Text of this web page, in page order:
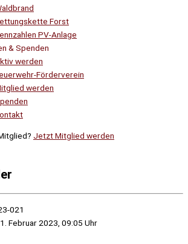
Forst
PV-Anlage
& Spenden
werden
Förderverein
werden
Jetzt Mitglied werden
021
1. Februar 2023, 09:05 Uhr